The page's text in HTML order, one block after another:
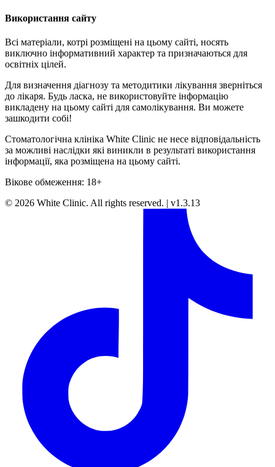
Використання сайту
Всі матеріали, котрі розміщені на цьому сайті, носять
виключно інформативний характер та призначаються для
освітніх цілей.
Для визначення діагнозу та методитики лікування зверніться
до лікаря. Будь ласка, не використовуйте інформацію
викладену на цьому сайті для самолікування. Ви можете
зашкодити собі!
Стоматологічна клініка White Clinic не несе відповідальність
за можливі наслідки які виникли в результаті використання
інформації, яка розміщена на цьому сайті.
Вікове обмеження: 18+
© 2026 White Clinic. All rights reserved. | v1.3.13